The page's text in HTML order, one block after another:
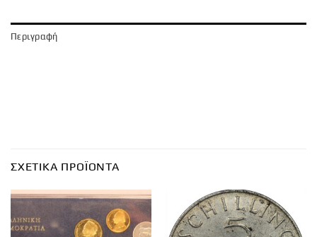
Περιγραφή
ΣΧΕΤΙΚΆ ΠΡΟΪΌΝΤΑ